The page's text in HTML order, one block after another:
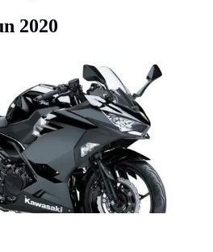
2020
dua warna berbasis silver